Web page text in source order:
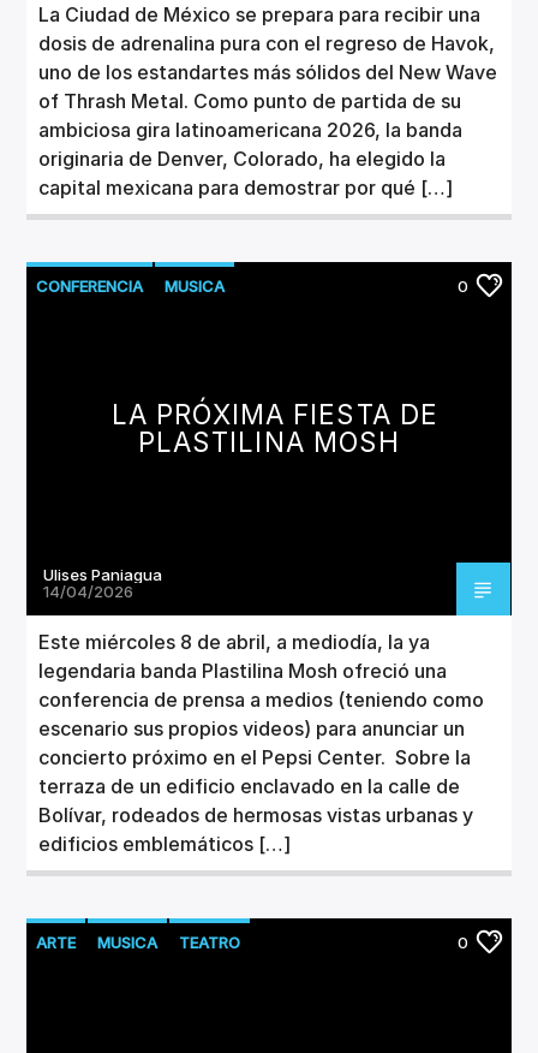
La Ciudad de México se prepara para recibir una
dosis de adrenalina pura con el regreso de Havok,
uno de los estandartes más sólidos del New Wave
of Thrash Metal. Como punto de partida de su
ambiciosa gira latinoamericana 2026, la banda
originaria de Denver, Colorado, ha elegido la
capital mexicana para demostrar por qué […]
CONFERENCIA MUSICA 0
LA PRÓXIMA FIESTA DE
PLASTILINA MOSH
Ulises Paniagua
14/04/2026
Este miércoles 8 de abril, a mediodía, la ya
legendaria banda Plastilina Mosh ofreció una
conferencia de prensa a medios (teniendo como
escenario sus propios videos) para anunciar un
concierto próximo en el Pepsi Center. Sobre la
terraza de un edificio enclavado en la calle de
Bolívar, rodeados de hermosas vistas urbanas y
edificios emblemáticos […]
ARTE MUSICA TEATRO 0